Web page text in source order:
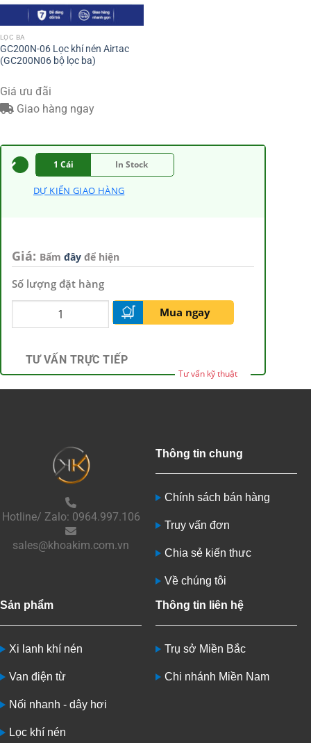
LỌC BA
GC200N-06 Lọc khí nén Airtac
(GC200N06 bộ lọc ba)
Giá ưu đãi
Giao hàng ngay
1 Cái In Stock
DỰ KIẾN GIAO HÀNG
Giá: Bấm đây để hiện
Số lượng đặt hàng
Mua ngay
TƯ VẤN TRỰC TIẾP
Tư vấn kỹ thuật
Hotline/ Zalo: 0964.997.106
sales@khoakim.com.vn
Thông tin chung
Chính sách bán hàng
Truy vấn đơn
Chia sẻ kiến thưc
Về chúng tôi
Sản phẩm
Xi lanh khí nén
Van điện từ
Nối nhanh - dây hơi
Lọc khí nén
Thông tin liên hệ
Trụ sở Miền Bắc
Chi nhánh Miền Nam